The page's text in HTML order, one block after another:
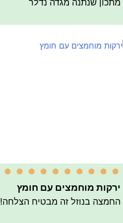
מתכון שנתנה מגדה נדלר
ירקות מוחמצים עם חומץ
החמצה בנוזל זה מבטיח הצלחה!